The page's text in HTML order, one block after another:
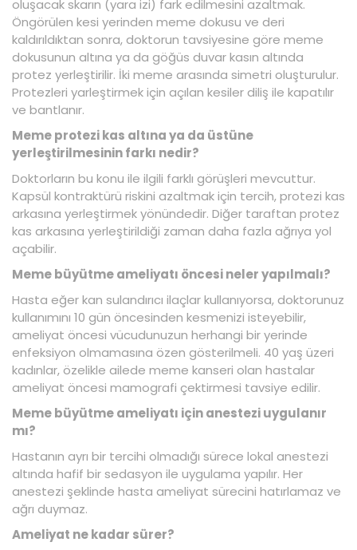
oluşacak skarın (yara izi) fark edilmesini azaltmak.
Öngörülen kesi yerinden meme dokusu ve deri
kaldırıldıktan sonra, doktorun tavsiyesine göre meme
dokusunun altına ya da göğüs duvar kasın altında
protez yerleştirilir. İki meme arasında simetri oluşturulur.
Protezleri yarleştirmek için açılan kesiler diliş ile kapatılır
ve bantlanır.
Meme protezi kas altına ya da üstüne
yerleştirilmesinin farkı nedir?
Doktorların bu konu ile ilgili farklı görüşleri mevcuttur.
Kapsül kontraktürü riskini azaltmak için tercih, protezi kas
arkasına yerleştirmek yönündedir. Diğer taraftan protez
kas arkasına yerleştirildiği zaman daha fazla ağrıya yol
açabilir.
Meme büyütme ameliyatı öncesi neler yapılmalı?
Hasta eğer kan sulandırıcı ilaçlar kullanıyorsa, doktorunuz
kullanımını 10 gün öncesinden kesmenizi isteyebilir,
ameliyat öncesi vücudunuzun herhangi bir yerinde
enfeksiyon olmamasına özen gösterilmeli. 40 yaş üzeri
kadınlar, özelikle ailede meme kanseri olan hastalar
ameliyat öncesi mamografi çektirmesi tavsiye edilir.
Meme büyütme ameliyatı için anestezi uygulanır
mı?
Hastanın ayrı bir tercihi olmadığı sürece lokal anestezi
altında hafif bir sedasyon ile uygulama yapılır. Her
anestezi şeklinde hasta ameliyat sürecini hatırlamaz ve
ağrı duymaz.
Ameliyat ne kadar sürer?